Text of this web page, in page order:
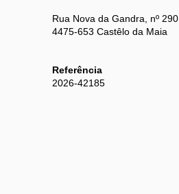
Rua Nova da Gandra, nº 290
4475-653 Castêlo da Maia
Referência
2026-42185